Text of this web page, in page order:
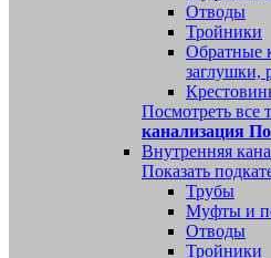
Отводы
Тройники
Обратные
заглушки,
Посмотреть все
канализация
Внутренняя
Показать
Трубы
Муфты и
Отводы
Тройники